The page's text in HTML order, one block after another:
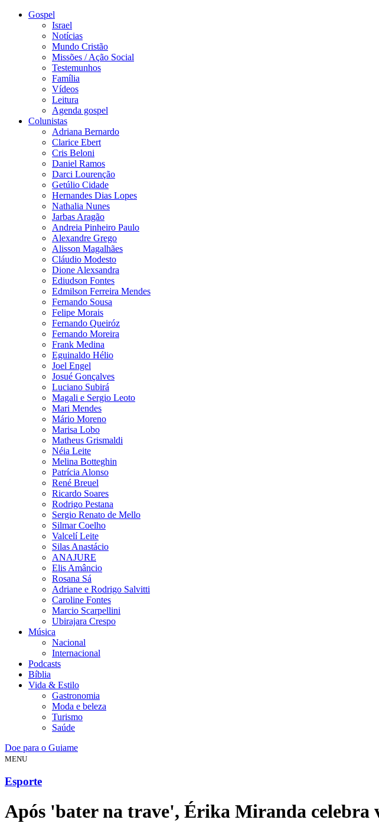
Gospel
Israel
Notícias
Mundo Cristão
Missões / Ação Social
Testemunhos
Família
Vídeos
Leitura
Agenda gospel
Colunistas
Adriana Bernardo
Clarice Ebert
Cris Beloni
Daniel Ramos
Darci Lourenção
Getúlio Cidade
Hernandes Dias Lopes
Nathalia Nunes
Jarbas Aragão
Andreia Pinheiro Paulo
Alexandre Grego
Alisson Magalhães
Cláudio Modesto
Dione Alexsandra
Ediudson Fontes
Edmilson Ferreira Mendes
Fernando Sousa
Felipe Morais
Fernando Queiróz
Fernando Moreira
Frank Medina
Eguinaldo Hélio
Joel Engel
Josué Gonçalves
Luciano Subirá
Magali e Sergio Leoto
Mari Mendes
Mário Moreno
Marisa Lobo
Matheus Grismaldi
Néia Leite
Melina Botteghin
Patrícia Alonso
René Breuel
Ricardo Soares
Rodrigo Pestana
Sergio Renato de Mello
Silmar Coelho
Valcelí Leite
Silas Anastácio
ANAJURE
Elis Amâncio
Rosana Sá
Adriane e Rodrigo Salvitti
Caroline Fontes
Marcio Scarpellini
Ubirajara Crespo
Música
Nacional
Internacional
Podcasts
Bíblia
Vida & Estilo
Gastronomia
Moda e beleza
Turismo
Saúde
Doe para o Guiame
MENU
Esporte
Após 'bater na trave', Érika Miranda celebra